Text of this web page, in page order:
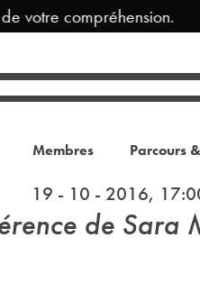
votre compréhension.
Membres Parcours
19 - 10 - 2016,
de Sara